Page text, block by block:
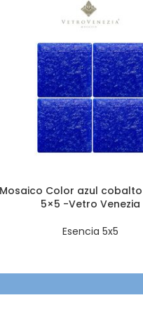
Mosaico Color azul cobalto
5×5 -Vetro Venezia
Esencia 5x5